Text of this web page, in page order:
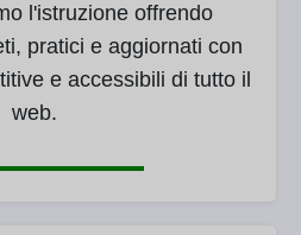
l'istruzione offrendo
pratici e aggiornati con
e accessibili di tutto il
web.